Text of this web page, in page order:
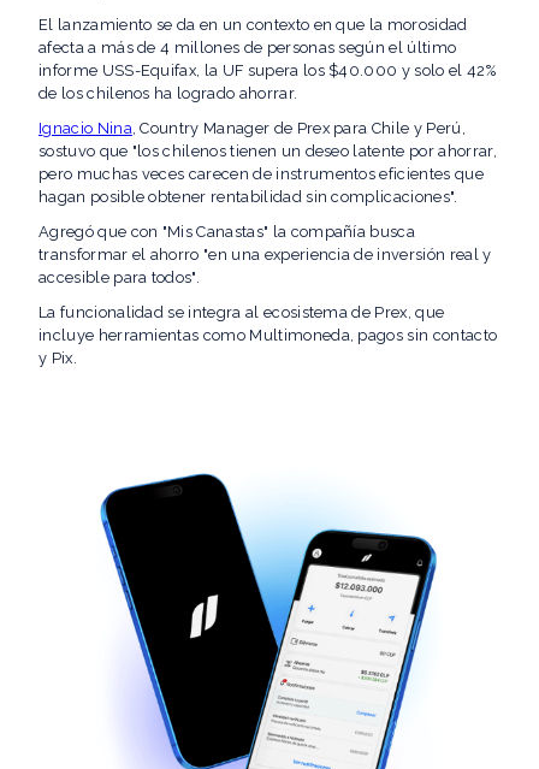
El lanzamiento se da en un contexto en que la morosidad
afecta a más de 4 millones de personas según el último
informe USS-Equifax, la UF supera los $40.000 y solo el 42%
de los chilenos ha logrado ahorrar.
Ignacio Nina , Country Manager de Prex para Chile y Perú,
sostuvo que "los chilenos tienen un deseo latente por ahorrar,
pero muchas veces carecen de instrumentos eficientes que
hagan posible obtener rentabilidad sin complicaciones".
Agregó que con "Mis Canastas" la compañía busca
transformar el ahorro "en una experiencia de inversión real y
accesible para todos".
La funcionalidad se integra al ecosistema de Prex, que
incluye herramientas como Multimoneda, pagos sin contacto
y Pix.